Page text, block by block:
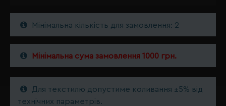
Мінімальна кількість для замовлення: 2
Мінімальна сума замовлення 1000 грн.
Для текстилю допустиме коливання ±5% від
технічних параметрів.